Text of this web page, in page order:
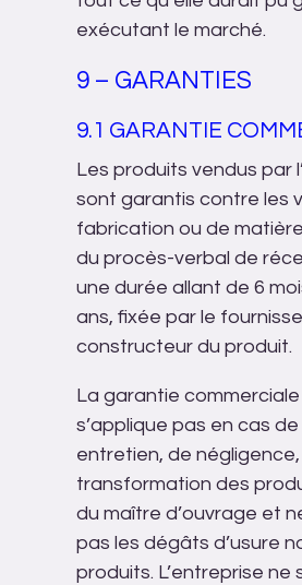
exécutant le marché.
9 – GARANTIES
9.1 GARANTIE
Les produits vendus par
sont garantis contre les
fabrication ou de
du procès-verbal de
une durée allant de 6
ans, fixée par le
constructeur du produit.
La garantie commerciale
s’applique pas en cas
entretien, de
transformation des
du maître d’ouvrage et
pas les dégâts d’usure
produits. L’entreprise ne